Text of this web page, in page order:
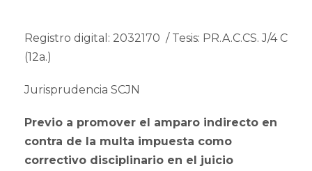
Registro digital: 2032170 / Tesis: PR.A.C.CS. J/4 C
(12a.)
Jurisprudencia SCJN
Previo a promover el amparo indirecto en
contra de la multa impuesta como
correctivo disciplinario en el juicio